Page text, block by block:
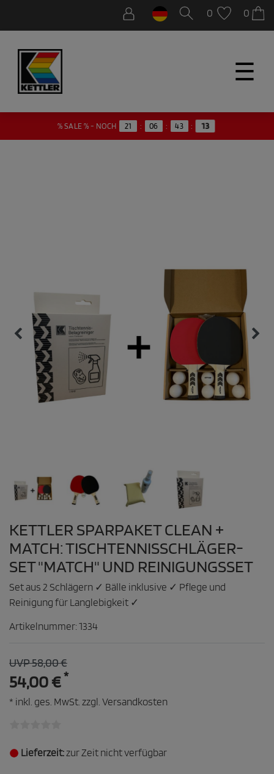
0 0
☰
KETTLER SPARPAKET CLEAN +
MATCH: TISCHTENNISSCHLÄGER-
SET "MATCH" UND REINIGUNGSSET
Set aus 2 Schlägern ✓ Bälle inklusive ✓ Pflege und
Reinigung für Langlebigkeit ✓
Artikelnummer: 1334
UVP 58,00 €
54,00 €*
* inkl. ges. MwSt. zzgl. Versandkosten
Lieferzeit: zur Zeit nicht verfügbar
% SALE % - NOCH 21 : 06 : 43 : 13